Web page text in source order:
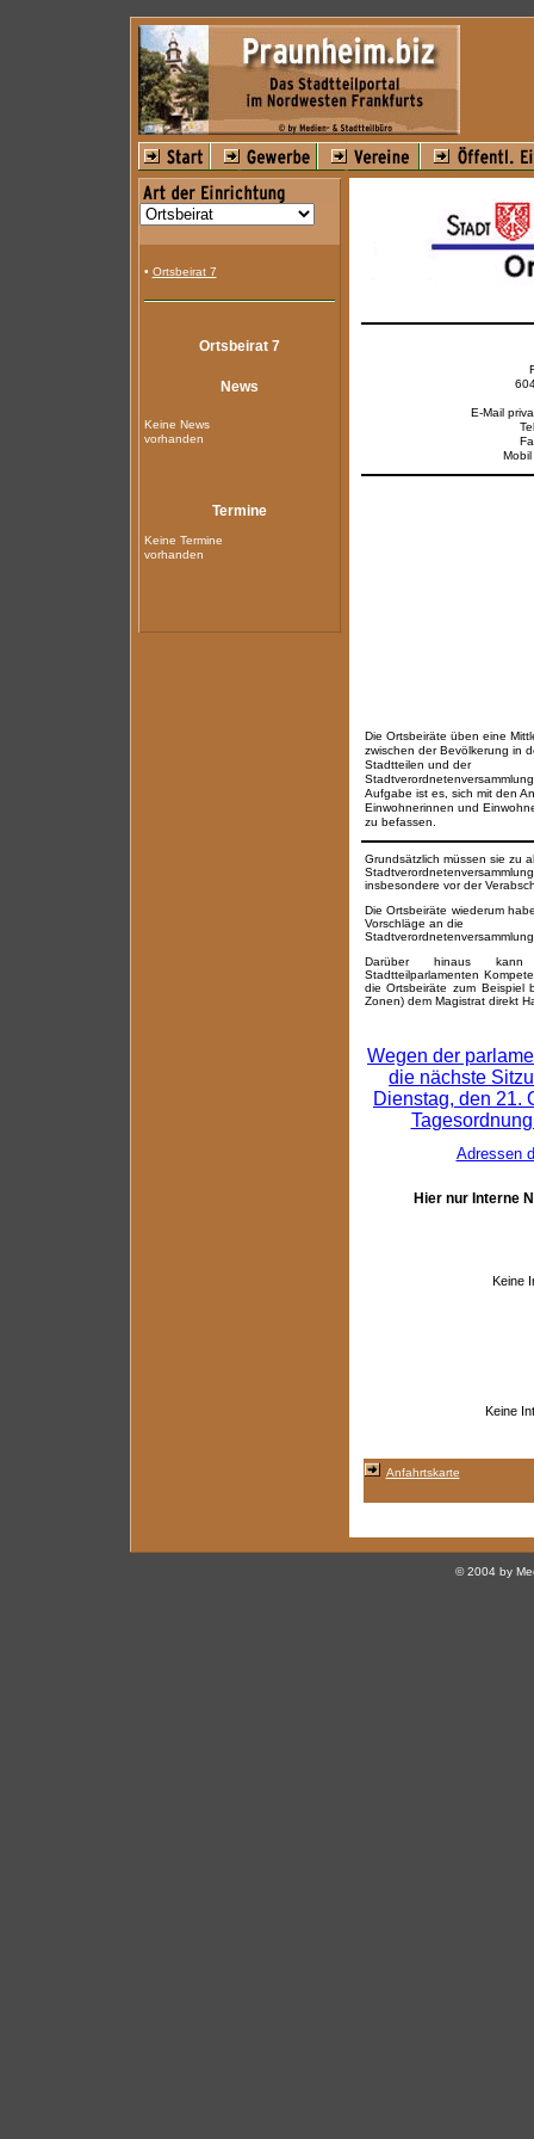
• Ortsbeirat 7
Ortsbeirat 7
News
Keine News
vorhanden
Termine
Keine Termine
vorhanden
E-Mail
Die Ortsbeiräte üben eine
zwischen der Bevölkerung in
Stadtteilen und der
Aufgabe ist es, sich mit den
Einwohnerinnen und
zu befassen.
Grundsätzlich müssen sie zu
insbesondere vor der
Die Ortsbeiräte wiederum
Vorschläge an die
Darüber hinaus kann
Stadtteilparlamenten
die Ortsbeiräte zum Beispiel
Zonen) dem Magistrat direkt
Wegen der
die nächste
Dienstag, den 21.
Adressen
Hier nur Interne
Keine
Keine
Anfahrtskarte
© 2004 by